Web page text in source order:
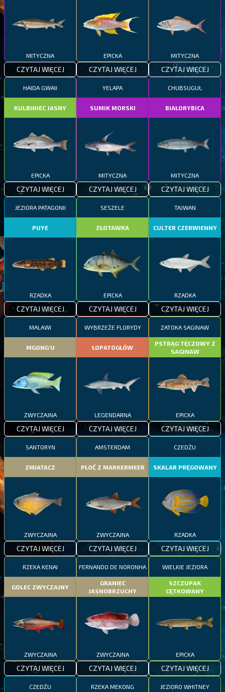
MITYCZNA
CZYTAJ WIĘCEJ
EPICKA
CZYTAJ WIĘCEJ
MITYCZNA
CZYTAJ WIĘCEJ
HAIDA GWAII
KULBINIEC JASNY
EPICKA
CZYTAJ WIĘCEJ
YELAPA
SUMIK MORSKI
MITYCZNA
CZYTAJ WIĘCEJ
CHUBSUGUŁ
BIAŁORYBICA
MITYCZNA
CZYTAJ WIĘCEJ
JEZIORA PATAGONII
PUYE
RZADKA
CZYTAJ WIĘCEJ
SESZELE
ZŁOTAWKA
EPICKA
CZYTAJ WIĘCEJ
TAJWAN
CULTER CZERWIENNY
RZADKA
CZYTAJ WIĘCEJ
MALAWI
MGONG'U
ZWYCZAJNA
CZYTAJ WIĘCEJ
WYBRZEŻE FLORYDY
ŁOPATOGŁÓW
LEGENDARNA
CZYTAJ WIĘCEJ
ZATOKA SAGINAW
PSTRĄG TĘCZOWY Z
SAGINAW
EPICKA
CZYTAJ WIĘCEJ
SANTORYN
ZMIATACZ
ZWYCZAJNA
CZYTAJ WIĘCEJ
AMSTERDAM
PŁOĆ Z MARKERMEER
ZWYCZAJNA
CZYTAJ WIĘCEJ
CZEDŻU
SKALAR PRĘGOWANY
RZADKA
CZYTAJ WIĘCEJ
RZEKA KENAI
GOLEC ZWYCZAJNY
ZWYCZAJNA
CZYTAJ WIĘCEJ
FERNANDO DE NORONHA
GRANIEC
JASNOBRZUCHY
ZWYCZAJNA
CZYTAJ WIĘCEJ
WIELKIE JEZIORA
SZCZUPAK
CĘTKOWANY
EPICKA
CZYTAJ WIĘCEJ
CZEDŻU RZEKA MEKONG JEZIORO WHITNEY